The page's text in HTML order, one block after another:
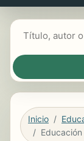
Inicio